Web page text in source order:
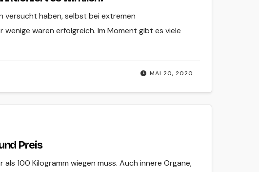
MAI 20, 2020
versucht haben, selbst bei extremen
waren erfolgreich. Im Moment gibt es viele
Preis
100 Kilogramm wiegen muss. Auch innere Organe,